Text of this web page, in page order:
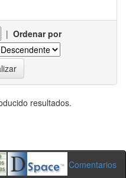
| Ordenar por
resultados.
Comentarios